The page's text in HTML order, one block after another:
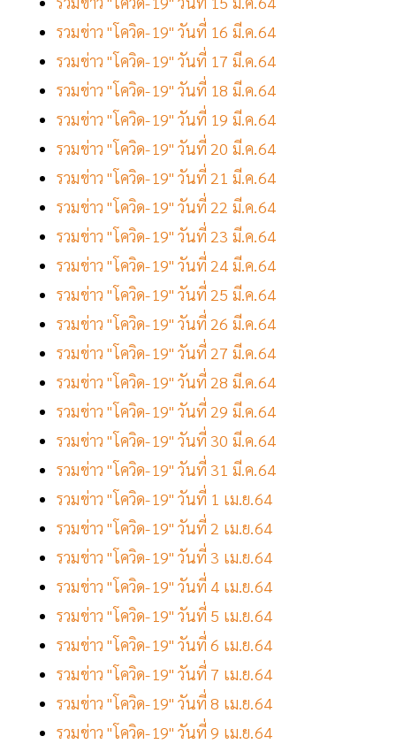
รวมข่าว "โควิด-19" วันที่ 16 มี.ค.64
รวมข่าว "โควิด-19" วันที่ 17 มี.ค.64
รวมข่าว "โควิด-19" วันที่ 18 มี.ค.64
รวมข่าว "โควิด-19" วันที่ 19 มี.ค.64
รวมข่าว "โควิด-19" วันที่ 20 มี.ค.64
รวมข่าว "โควิด-19" วันที่ 21 มี.ค.64
รวมข่าว "โควิด-19" วันที่ 22 มี.ค.64
รวมข่าว "โควิด-19" วันที่ 23 มี.ค.64
รวมข่าว "โควิด-19" วันที่ 24 มี.ค.64
รวมข่าว "โควิด-19" วันที่ 25 มี.ค.64
รวมข่าว "โควิด-19" วันที่ 26 มี.ค.64
รวมข่าว "โควิด-19" วันที่ 27 มี.ค.64
รวมข่าว "โควิด-19" วันที่ 28 มี.ค.64
รวมข่าว "โควิด-19" วันที่ 29 มี.ค.64
รวมข่าว "โควิด-19" วันที่ 30 มี.ค.64
รวมข่าว "โควิด-19" วันที่ 31 มี.ค.64
รวมข่าว "โควิด-19" วันที่ 1 เม.ย.64
รวมข่าว "โควิด-19" วันที่ 2 เม.ย.64
รวมข่าว "โควิด-19" วันที่ 3 เม.ย.64
รวมข่าว "โควิด-19" วันที่ 4 เม.ย.64
รวมข่าว "โควิด-19" วันที่ 5 เม.ย.64
รวมข่าว "โควิด-19" วันที่ 6 เม.ย.64
รวมข่าว "โควิด-19" วันที่ 7 เม.ย.64
รวมข่าว "โควิด-19" วันที่ 8 เม.ย.64
รวมข่าว "โควิด-19" วันที่ 9 เม.ย.64